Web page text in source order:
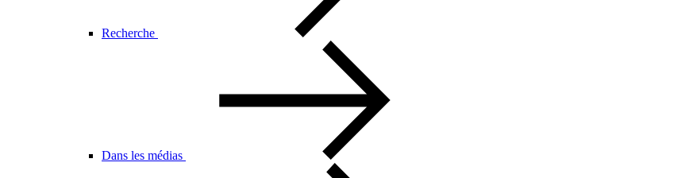
Recherche
Dans les médias